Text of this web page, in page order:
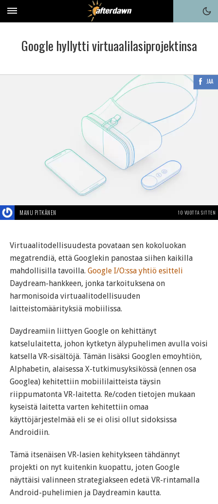
Google hyllytti virtuaalilasiprojektinsa
JAA
MANU PITKÄNEN 10 VUOTTA SITTEN
Virtuaalitodellisuudesta povataan sen kokoluokan
megatrendiä, että Googlekin panostaa siihen kaikilla
mahdollisilla tavoilla. Google I/O:ssa yhtiö esitteli
Daydream-hankkeen, jonka tarkoituksena on
harmonisoida virtuaalitodellisuuden
laitteistomäärityksiä mobiilissa.
Daydreamiin liittyen Google on kehittänyt
katselulaitetta, johon kytketyn älypuhelimen avulla voisi
katsella VR-sisältöjä. Tämän lisäksi Googlen emoyhtiön,
Alphabetin, alaisessa X-tutkimusyksikössä (ennen osa
Googlea) kehitettiin mobiililaitteista täysin
riippumatonta VR-laitetta. Re/coden tietojen mukaan
kyseistä laitetta varten kehitettiin omaa
käyttöjärjestelmää eli se ei olisi ollut sidoksissa
Androidiin.
Tämä itsenäisen VR-lasien kehitykseen tähdännyt
projekti on nyt kuitenkin kuopattu, joten Google
näyttäisi valinneen strategiakseen edetä VR-rintamalla
Android-puhelimien ja Daydreamin kautta.